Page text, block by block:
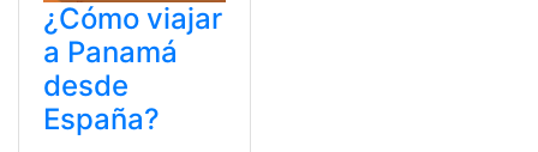
¿Cómo viajar
a Panamá
desde
España?